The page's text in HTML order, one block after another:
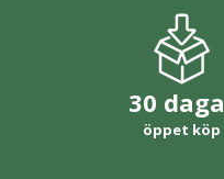
30
öppet köp